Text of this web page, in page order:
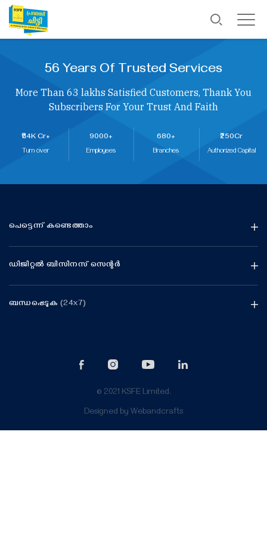
56 Years Of Trusted Services
More Than 63 lakhs Satisfied Customers, Thank You
Subscribers For Your Trust And Faith
₹114K Cr+
Turn over
9000+
Employees
680+
Branches
₹250Cr
Authorized Capital
പെട്ടെന്ന് കണ്ടെത്താം
ഡിജിറ്റൽ ബിസിനസ് സെന്റർ
ബന്ധപ്പെടുക (24x7)
© 2021 KSFE Limited.
Designed by Webandcrafts